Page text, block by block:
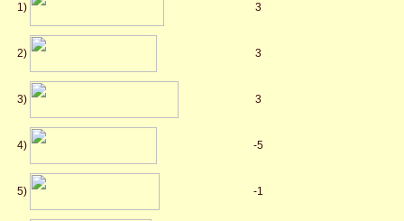
1) 3
2) 3
3) 3
4) -5
5) -1